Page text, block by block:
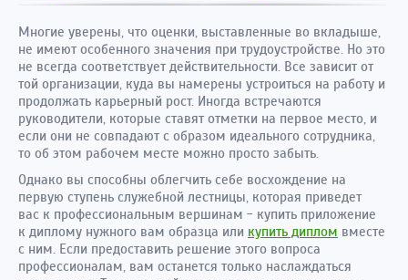
Многие уверены, что оценки, выставленные во вкладыше,
не имеют особенного значения при трудоустройстве. Но это
не всегда соответствует действительности. Все зависит от
той организации, куда вы намерены устроиться на работу и
продолжать карьерный рост. Иногда встречаются
руководители, которые ставят отметки на первое место, и
если они не совпадают с образом идеального сотрудника,
то об этом рабочем месте можно просто забыть.
Однако вы способны облегчить себе восхождение на
первую ступень служебной лестницы, которая приведет
вас к профессиональным вершинам - купить приложение
к диплому нужного вам образца или купить диплом вместе
с ним. Если предоставить решение этого вопроса
профессионалам, вам останется только наслаждаться